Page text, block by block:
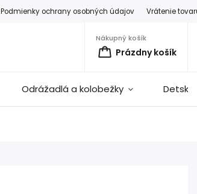
Podmienky ochrany osobných údajov Vrátenie
Nákupný košík
Prázdny košík
Odrážadlá a kolobežky